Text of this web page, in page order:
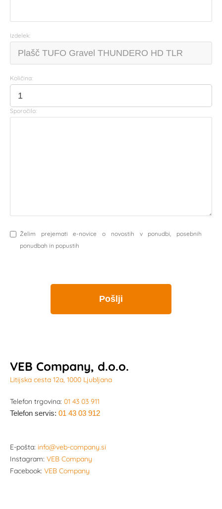
Izdelek:
Količina:
Sporočilo:
Želim prejemati e-novice o novostih v ponudbi, posebnih
ponudbah in popustih
VEB Company, d.o.o.
Litijska cesta 12a, 1000 Ljubljana
Telefon trgovina: 01 43 03 911
Telefon servis: 01 43 03 912
E-pošta: info@veb-company.si
Instagram: VEB Company
Facebook: VEB Company